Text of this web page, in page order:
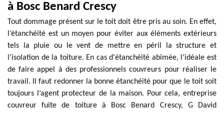
à Bosc Benard Crescy
Tout dommage présent sur le toit doit être pris au soin. En effet,
l’étanchéité est un moyen pour éviter aux éléments extérieurs
tels la pluie ou le vent de mettre en péril la structure et
l’isolation de la toiture. En cas d'étanchéité abîmée, l’idéale est
de faire appel à des professionnels couvreurs pour réaliser le
travail. Il faut redonner la bonne étanchéité pour que le toit soit
toujours l’agent protecteur de la maison. Pour cela, entreprise
couvreur fuite de toiture à Bosc Benard Crescy, G David